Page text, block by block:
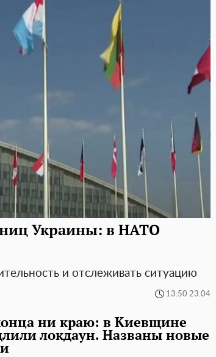
Украины: в НАТО
и отслеживать ситуацию
13:50 23.04
ни краю: в Киевщине
локдаун. Названы новые